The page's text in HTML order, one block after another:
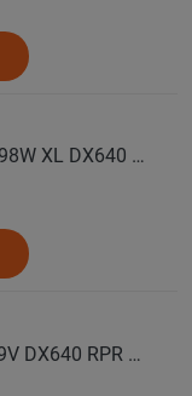
DAVANTI Автошина 235/45 ZR18 98W XL DX640 RPR лето (Таиланд)
DAVANTI Автошина 235/50 R19 99V DX640 RPR лето (Таиланд)